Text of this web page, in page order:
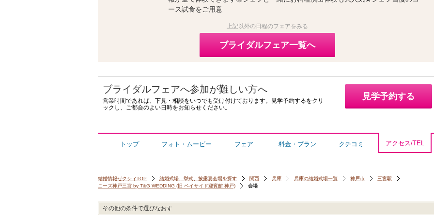
ース試食をご用意
上記以外の日程のフェアをみる
ブライダルフェア一覧へ
ブライダルフェアへ参加が難しい方へ
営業時間であれば、下見・相談をいつでも受け付けております。見学予約するをクリ
ックし、ご都合のよい日時をお知らせください。
見学予約する
トップ フォト・ムービー フェア 料金・プラン クチコミ アクセス/TEL
結婚情報ゼクシィTOP 結婚式場、挙式、披露宴会場を探す 関西 兵庫 兵庫の結婚式場一覧 神戸市
三宮駅
ニーズ神戸三宮 by T&G WEDDING (旧 ベイサイド迎賓館 神戸)
会場
その他の条件で選びなおす